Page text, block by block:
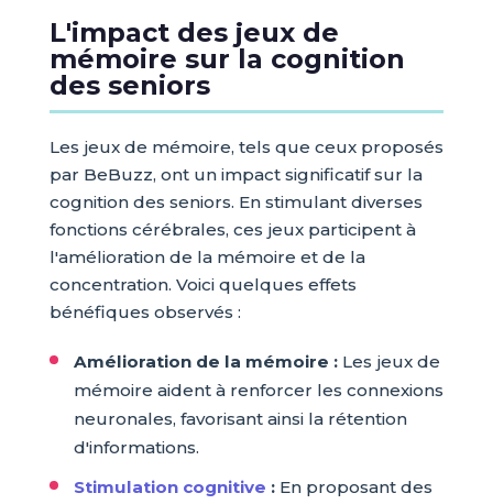
L'impact des jeux de
mémoire sur la cognition
des seniors
Les jeux de mémoire, tels que ceux proposés
par BeBuzz, ont un impact significatif sur la
cognition des seniors. En stimulant diverses
fonctions cérébrales, ces jeux participent à
l'amélioration de la mémoire et de la
concentration. Voici quelques effets
bénéfiques observés :
Amélioration de la mémoire :Les jeux de
mémoire aident à renforcer les connexions
neuronales, favorisant ainsi la rétention
d'informations.
Stimulation cognitive :En proposant des